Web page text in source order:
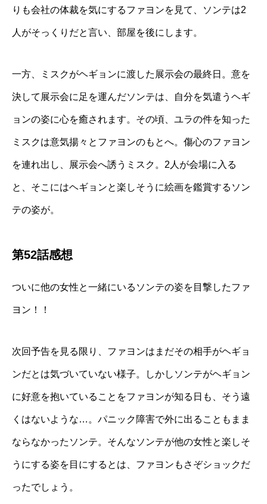
りも会社の体裁を気にするファヨンを見て、ソンテは2
人がそっくりだと言い、部屋を後にします。
一方、ミスクがヘギョンに渡した展示会の最終日。意を
決して展示会に足を運んだソンテは、自分を気遣うヘギ
ョンの姿に心を癒されます。その頃、ユラの件を知った
ミスクは意気揚々とファヨンのもとへ。傷心のファヨン
を連れ出し、展示会へ誘うミスク。2人が会場に入る
と、そこにはヘギョンと楽しそうに絵画を鑑賞するソン
テの姿が。
第52話感想
ついに他の女性と一緒にいるソンテの姿を目撃したファ
ヨン！！
次回予告を見る限り、ファヨンはまだその相手がヘギョ
ンだとは気づいていない様子。しかしソンテがヘギョン
に好意を抱いていることをファヨンが知る日も、そう遠
くはないような…。パニック障害で外に出ることもまま
ならなかったソンテ。そんなソンテが他の女性と楽しそ
うにする姿を目にするとは、ファヨンもさぞショックだ
ったでしょう。